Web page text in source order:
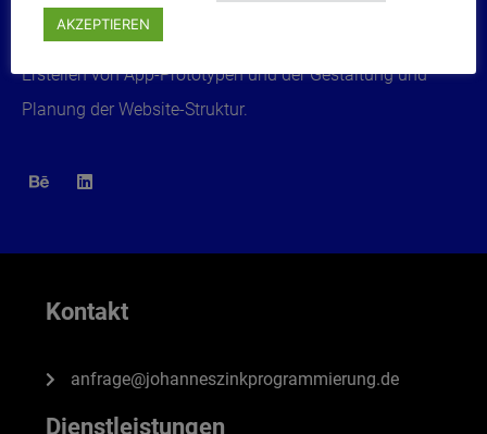
Zu meinen unterstützenden Tätigkeiten gehört das
Erstellen von App-Prototypen und der Gestaltung und
Planung der Website-Struktur.
Kontakt
anfrage@johanneszinkprogrammierung.de
Dienstleistungen
AKZEPTIEREN